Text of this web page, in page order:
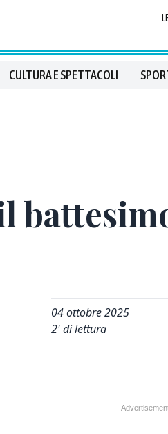
CULTURA E SPETTACOLI
04 ottobre 2025
2' di lettura